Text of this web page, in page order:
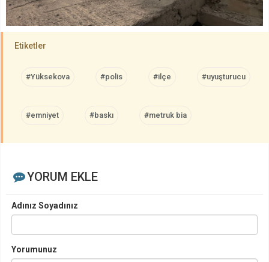
Etiketler
#Yüksekova #polis #ilçe #uyuşturucu
#emniyet #baskı #metruk bia
YORUM EKLE
Adınız Soyadınız
Yorumunuz